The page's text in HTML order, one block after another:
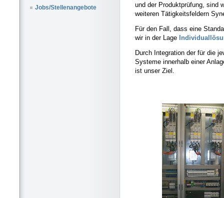
Jobs/Stellenangebote
und der Produktprüfung, sind
weiteren Tätigkeitsfeldern
Für den Fall, dass eine
wir in der Lage
Durch Integration der für die
Systeme innerhalb einer
ist unser Ziel.